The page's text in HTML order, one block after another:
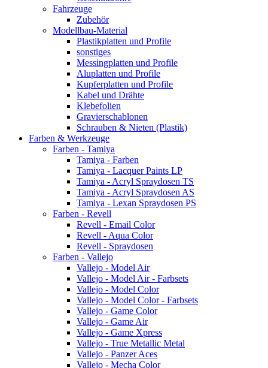
Fahrzeuge
Zubehör
Modellbau-Material
Plastikplatten und Profile
sonstiges
Messingplatten und Profile
Aluplatten und Profile
Kupferplatten und Profile
Kabel und Drähte
Klebefolien
Gravierschablonen
Schrauben & Nieten (Plastik)
Farben & Werkzeuge
Farben - Tamiya
Tamiya - Farben
Tamiya - Lacquer Paints LP
Tamiya - Acryl Spraydosen TS
Tamiya - Acryl Spraydosen AS
Tamiya - Lexan Spraydosen PS
Farben - Revell
Revell - Email Color
Revell - Aqua Color
Revell - Spraydosen
Farben - Vallejo
Vallejo - Model Air
Vallejo - Model Air - Farbsets
Vallejo - Model Color
Vallejo - Model Color - Farbsets
Vallejo - Game Color
Vallejo - Game Air
Vallejo - Game Xpress
Vallejo - True Metallic Metal
Vallejo - Panzer Aces
Vallejo - Mecha Color